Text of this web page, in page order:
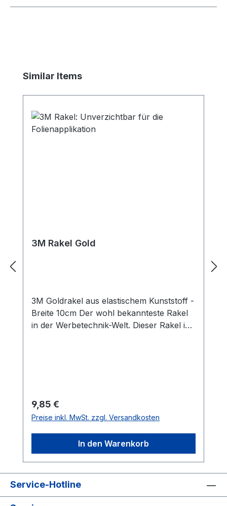
Produktgalerie überspringen
Similar Items
3M Rakel Gold
3M Goldrakel aus elastischem Kunststoff -
Breite 10cm Der wohl bekannteste Rakel
in der Werbetechnik-Welt. Dieser Rakel ist
gebogenen Oberflächen wie
Autoscheiben und KFZ-Karosserien.
Eigenschaften: stabil hitzebeständig
elastisch hervorragende
Gleiteigenschaften
Regulärer Preis:
9,85 €
Preise inkl. MwSt. zzgl. Versandkosten
In den Warenkorb
Service-Hotline